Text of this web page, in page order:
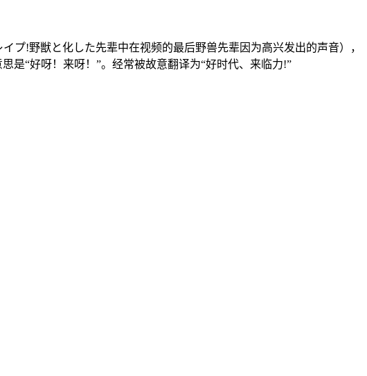
プ!野獣と化した先辈中在视频的最后野兽先辈因为高兴发出的声音），
是“好呀！来呀！”。经常被故意翻译为“好时代、来临力!”